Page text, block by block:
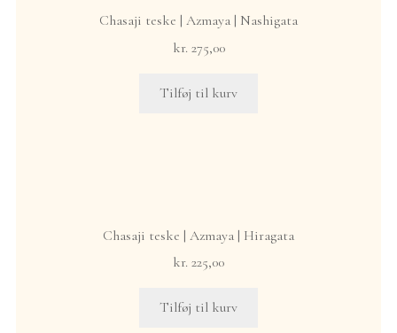
Chasaji teske | Azmaya | Nashigata
kr.275,00
Tilføj til kurv
Chasaji teske | Azmaya | Hiragata
kr. 225,00
Tilføj til kurv